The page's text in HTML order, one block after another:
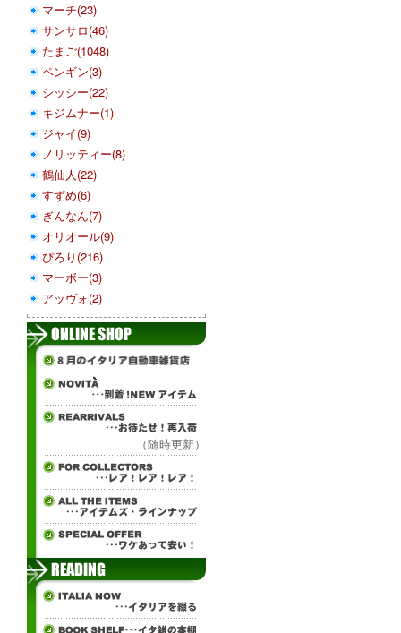
マーチ(23)
サンサロ(46)
たまご(1048)
ペンギン(3)
シッシー(22)
キジムナー(1)
ジャイ(9)
ノリッティー(8)
鶴仙人(22)
すずめ(6)
ぎんなん(7)
オリオール(9)
ぴろり(216)
マーボー(3)
アッヴォ(2)
（随時更新）